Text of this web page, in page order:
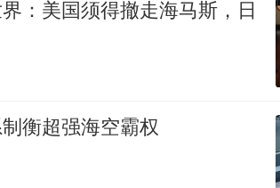
：美国须得撤走海马斯，日
衡超强海空霸权